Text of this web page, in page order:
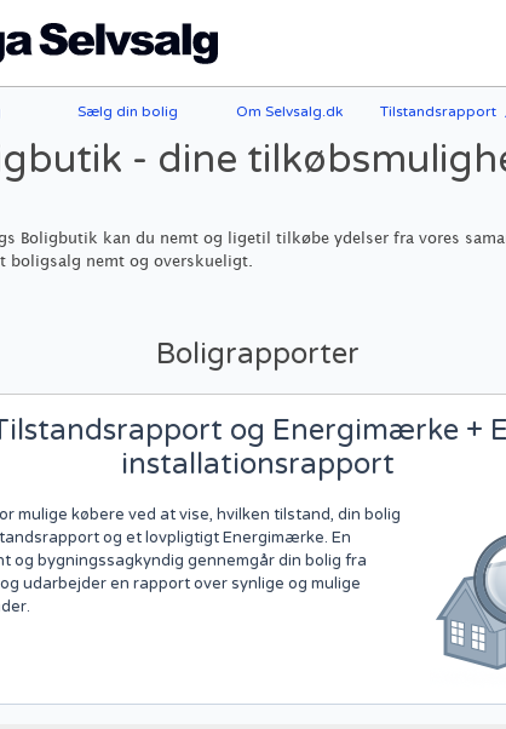
Sælg din bolig Om Selvsalg.dk Tilstandsrapport
- dine
Boligbutik kan du nemt og ligetil tilkøbe ydelser fra vores
boligsalg nemt og overskueligt.
Boligrapporter
og Energimærke +
installationsrapport
mulige købere ved at vise, hvilken tilstand, din bolig
og et lovpligtigt Energimærke. En
og bygningssagkyndig gennemgår din bolig fra
udarbejder en rapport over synlige og mulige